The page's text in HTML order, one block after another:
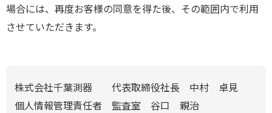
場合には、再度お客様の同意を得た後、その範囲内で利用
させていただきます。
株式会社千葉測器 代表取締役社長 中村 卓見
個人情報管理責任者 監査室 谷口 親治